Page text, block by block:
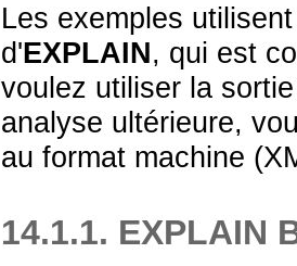
Les exemples
d'EXPLAIN, qui est
voulez utiliser la
analyse ultérieure,
au format machine
14.1.1. EXPLAIN